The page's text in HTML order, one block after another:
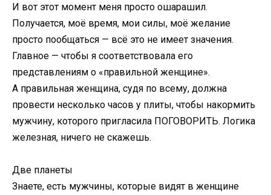
И вот этот момент меня просто ошарашил.
Получается, моё время, мои силы, моё желание
просто пообщаться — всё это не имеет значения.
Главное — чтобы я соответствовала его
представлениям о «правильной женщине».
А правильная женщина, судя по всему, должна
провести несколько часов у плиты, чтобы накормить
мужчину, которого пригласила ПОГОВОРИТЬ. Логика
железная, ничего не скажешь.
Две планеты
Знаете, есть мужчины, которые видят в женщине